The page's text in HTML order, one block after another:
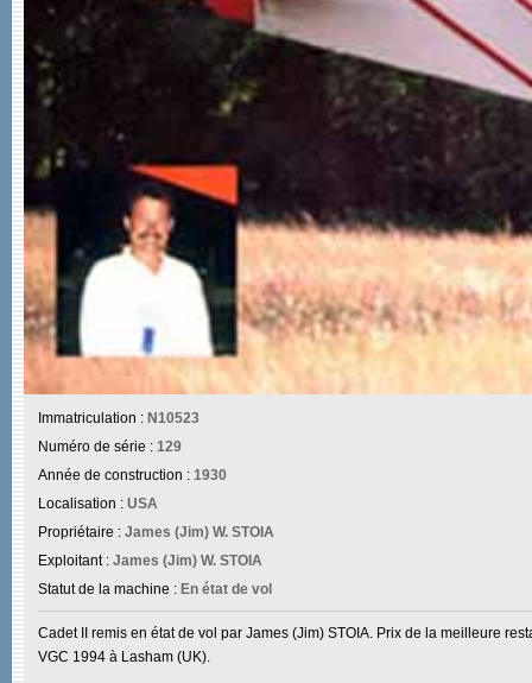
Immatriculation : N10523
Numéro de série : 129
Année de construction : 1930
Localisation : USA
Propriétaire : James (Jim) W. STOIA
Exploitant : James (Jim) W. STOIA
Statut de la machine : En état de vol
Cadet II remis en état de vol par James (Jim) STOIA. Prix de la meilleure
VGC 1994 à Lasham (UK).